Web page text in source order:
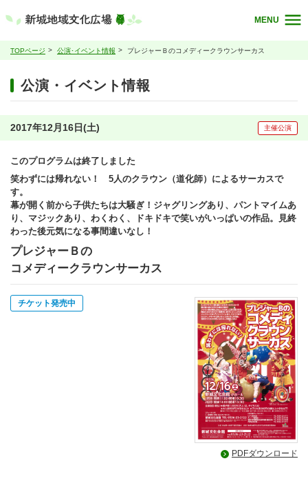
MENU
TOPページ 公演･イベント情報 プレジャーＢのコメディークラウンサーカス
公演・イベント情報
2017年12月16日(土) 主催公演
このプログラムは終了しました
笑わずには帰れない！ 5人のクラウン（道化師）によるサーカスで
す。
幕が開く前から子供たちは大騒ぎ！ジャグリングあり、パントマイムあ
り、マジックあり、わくわく、ドキドキで笑いがいっぱいの作品。見終
わった後元気になる事間違いなし！
プレジャーＢの
コメディークラウンサーカス
チケット発売中
PDFダウンロード